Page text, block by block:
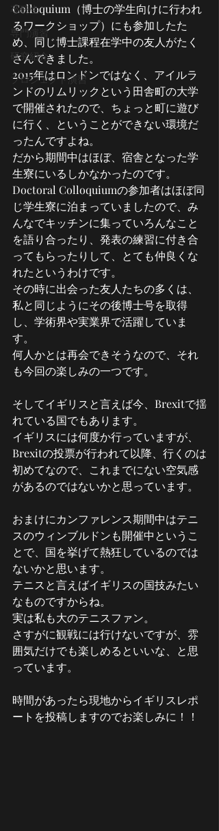
卒研生
専門演習
研究紹介
プロジェクト演習
Colloquium（博士の学生向けに行われ
るワークショップ）にも参加したた
め、同じ博士課程在学中の友人がたく
さんできました。
2015年はロンドンではなく、アイルラ
ンドのリムリックという田舎町の大学
で開催されたので、ちょっと町に遊び
に行く、ということができない環境だ
ったんですよね。
だから期間中はほぼ、宿舎となった学
生寮にいるしかなかったのです。
Doctoral Colloquiumの参加者はほぼ同
じ学生寮に泊まっていましたので、み
んなでキッチンに集っていろんなこと
を語り合ったり、発表の練習に付き合
ってもらったりして、とても仲良くな
れたというわけです。
その時に出会った友人たちの多くは、
私と同じようにその後博士号を取得
し、学術界や実業界で活躍していま
す。
何人かとは再会できそうなので、それ
も今回の楽しみの一つです。
そしてイギリスと言えば今、Brexitで揺
れている国でもあります。
イギリスには何度か行っていますが、
Brexitの投票が行われて以降、行くのは
初めてなので、これまでにない空気感
があるのではないかと思っています。
おまけにカンファレンス期間中はテニ
スのウィンブルドンも開催中というこ
とで、国を挙げて熱狂しているのでは
ないかと思います。
テニスと言えばイギリスの国技みたい
なものですからね。
実は私も大のテニスファン。
さすがに観戦には行けないですが、雰
囲気だけでも楽しめるといいな、と思
っています。
時間があったら現地からイギリスレポ
ートを投稿しますのでお楽しみに！！